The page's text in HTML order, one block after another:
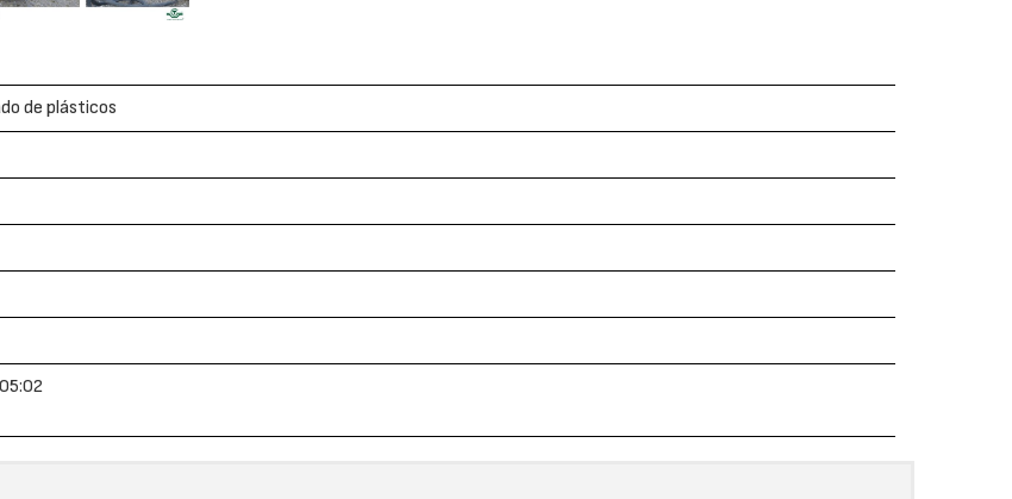
de plásticos